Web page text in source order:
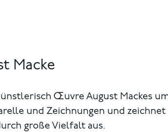
Macke
Œuvre August Mackes
und Zeichnungen und zeichnet
große Vielfalt aus.